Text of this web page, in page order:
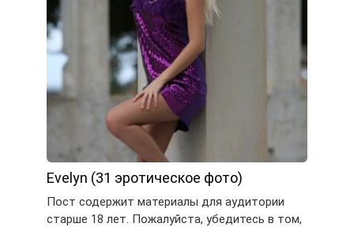
Evelyn (31 эротическое фото)
Пост содержит материалы для аудитории
старше 18 лет. Пожалуйста, убедитесь в том,